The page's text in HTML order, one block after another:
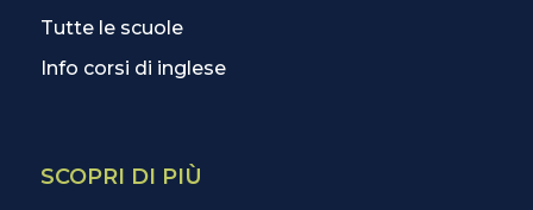
Tutte le scuole
Info corsi di inglese
SCOPRI DI PIÙ